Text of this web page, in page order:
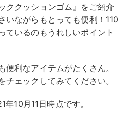
ククッションゴム』をご紹介
いながらもとっても便利！110
ているのもうれしいポイント
便利なアイテムがたくさん。
ェックしてみてください。
10月11日時点です。